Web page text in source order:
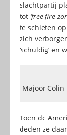
slachtpartij
tot ‘free fire
te schieten op
zich
‘schuldig’ en
Majoor Colin
Toen de
deden ze